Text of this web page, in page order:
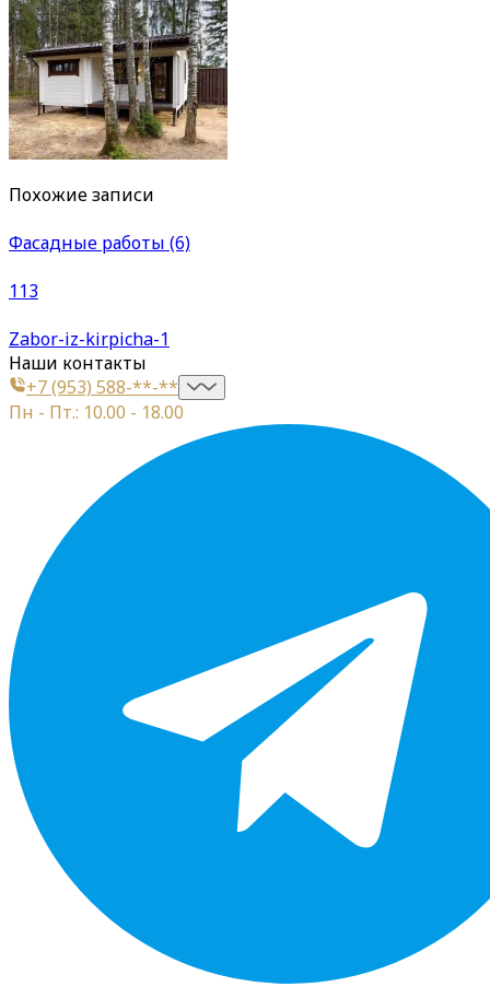
Похожие записи
Фасадные работы (6)
113
Zabor-iz-kirpicha-1
Наши контакты
+7 (953) 588-**-**
Пн - Пт.: 10.00 - 18.00